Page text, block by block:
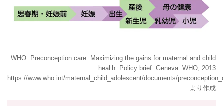
WHO. Preconception care: Maximizing the gains for maternal and child
health. Policy brief. Geneva: WHO; 2013
https://www.who.int/maternal_child_adolescent/documents/
より作成